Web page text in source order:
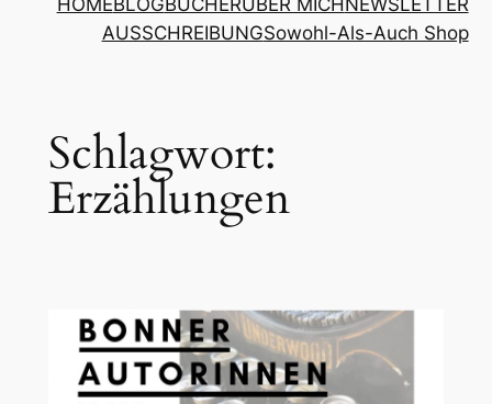
AUSSCHREIBUNGSowohl-Als-Auch Shop
Schlagwort:
Erzählungen